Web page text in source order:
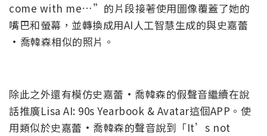
come with me…”的片段接著使用圖像覆蓋了她的
嘴巴和螢幕，並轉換成用AI人工智慧生成的與史嘉蕾
·喬韓森相似的照片。
除此之外還有模仿史嘉蕾·喬韓森的假聲音繼續在說
話推廣Lisa AI: 90s Yearbook & Avatar這個APP。使
用類似於史嘉蕾·喬韓森的聲音說到「It’s not